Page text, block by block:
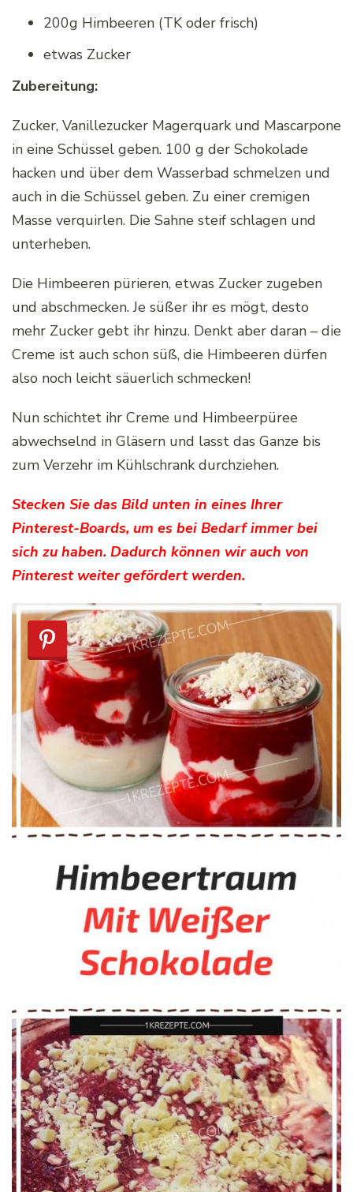
200g Himbeeren (TK oder frisch)
etwas Zucker
Zubereitung:
Zucker, Vanillezucker Magerquark und Mascarpone
in eine Schüssel geben. 100 g der Schokolade
hacken und über dem Wasserbad schmelzen und
auch in die Schüssel geben. Zu einer cremigen
Masse verquirlen. Die Sahne steif schlagen und
unterheben.
Die Himbeeren pürieren, etwas Zucker zugeben
und abschmecken. Je süßer ihr es mögt, desto
mehr Zucker gebt ihr hinzu. Denkt aber daran – die
Creme ist auch schon süß, die Himbeeren dürfen
also noch leicht säuerlich schmecken!
Nun schichtet ihr Creme und Himbeerpüree
abwechselnd in Gläsern und lasst das Ganze bis
zum Verzehr im Kühlschrank durchziehen.
Stecken Sie das Bild unten in eines Ihrer
Pinterest-Boards, um es bei Bedarf immer bei
sich zu haben. Dadurch können wir auch von
Pinterest weiter gefördert werden.